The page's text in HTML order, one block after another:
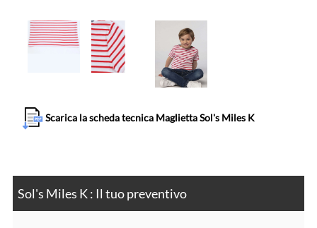
Scarica la scheda tecnica Maglietta Sol's Miles K
Sol's Miles K : Il tuo preventivo